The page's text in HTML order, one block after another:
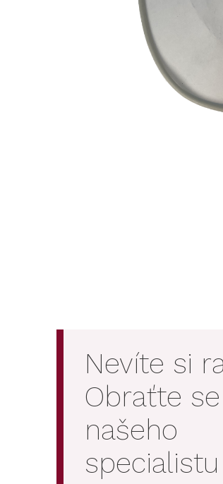
Nevíte si
Obraťte
našeho
specialistu